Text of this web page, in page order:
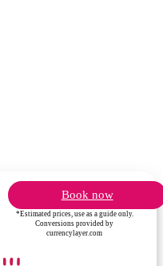
Book now
*Estimated prices, use as a guide only.
Conversions provided by
currencylayer.com